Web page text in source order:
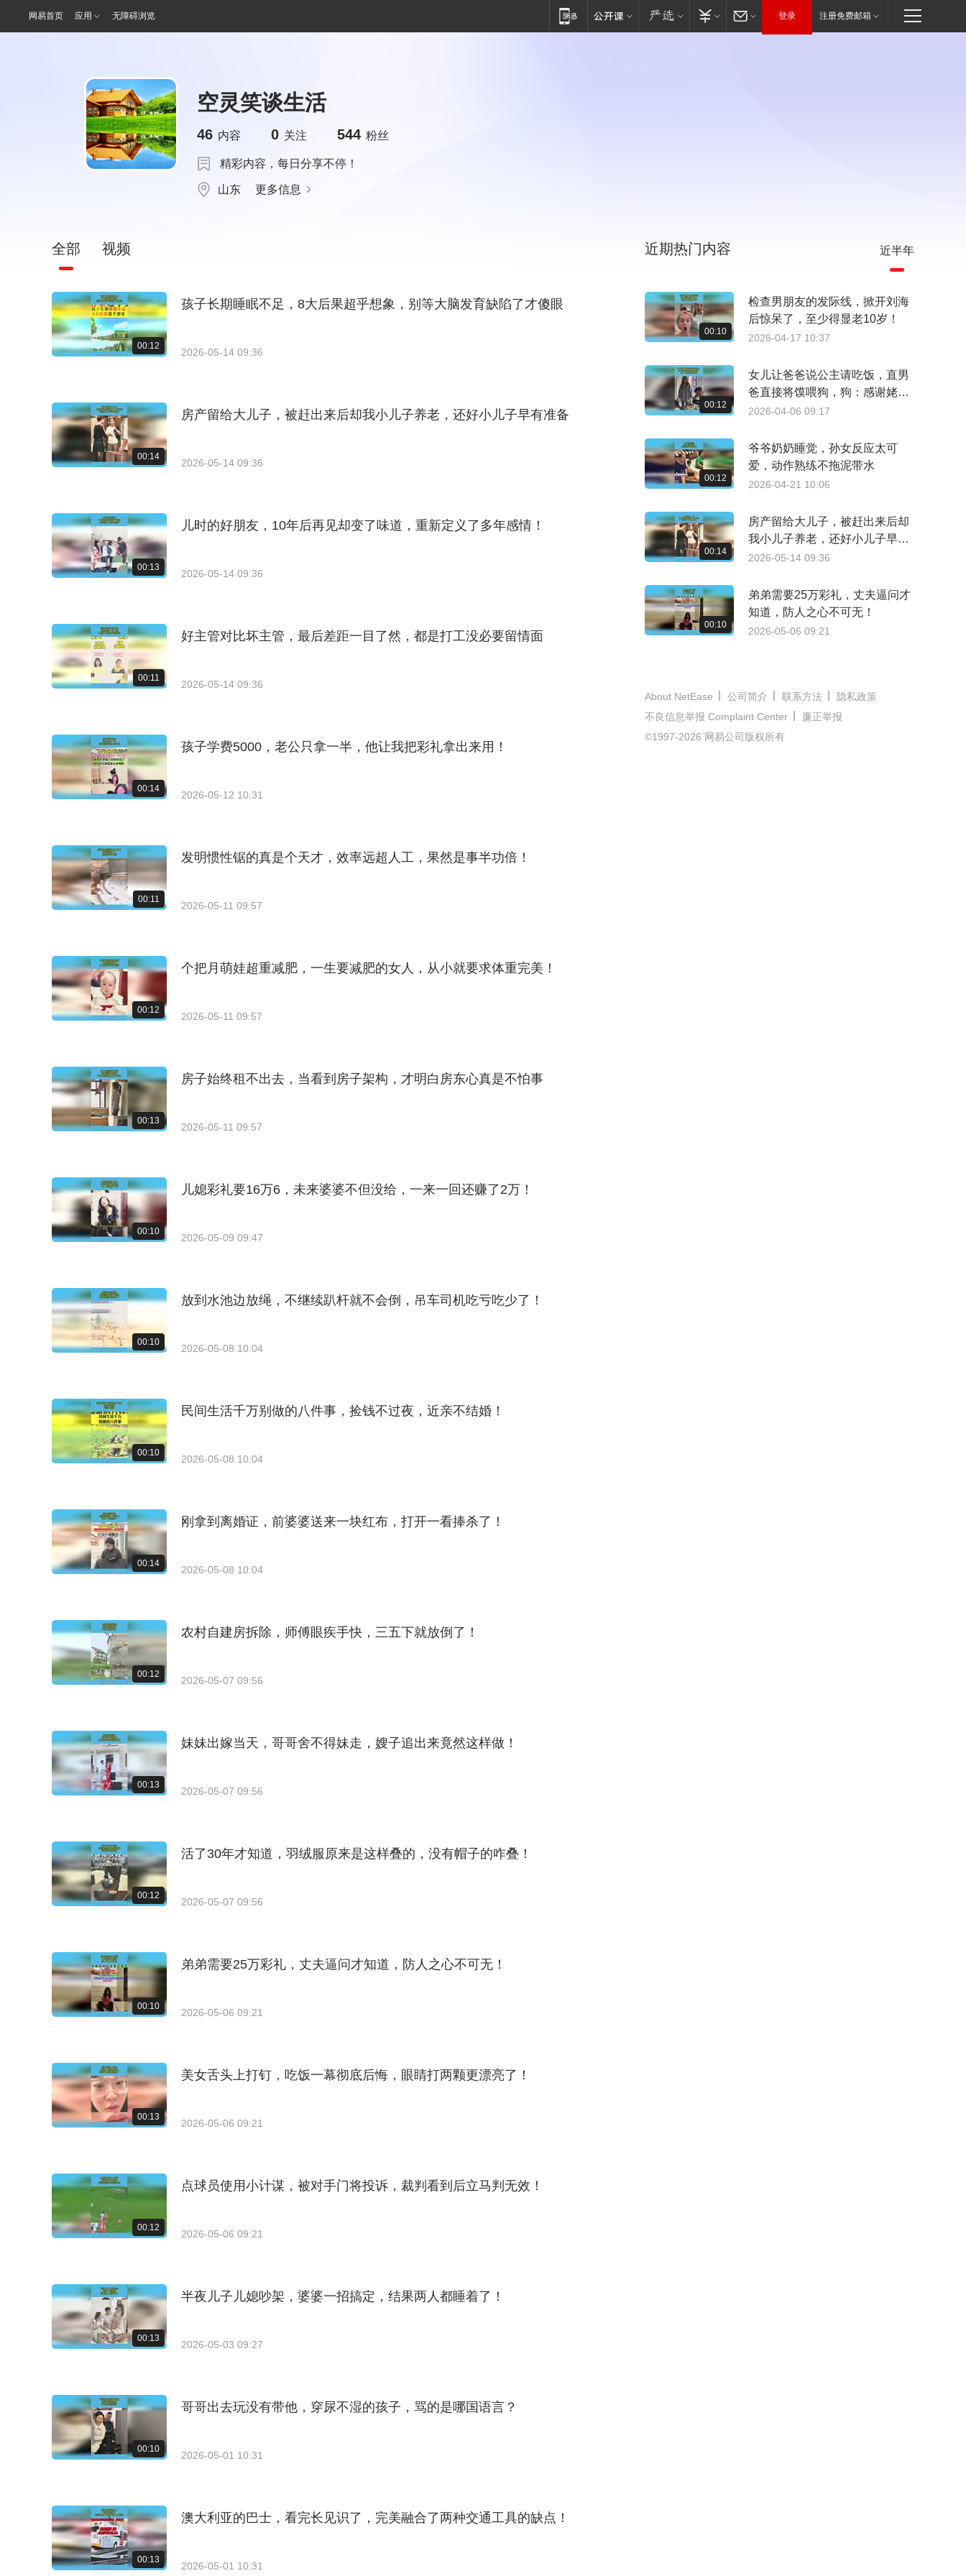
网易首页 应用 无障碍浏览 登录 注册免费邮箱
空灵笑谈生活
46 内容 0 关注 544 粉丝
精彩内容，每日分享不停！
山东 更多信息
全部 视频
00:12
孩子长期睡眠不足，8大后果超乎想象，别等大脑发育缺陷了才傻眼
2026-05-14 09:36
00:14
房产留给大儿子，被赶出来后却我小儿子养老，还好小儿子早有准备
2026-05-14 09:36
00:13
儿时的好朋友，10年后再见却变了味道，重新定义了多年感情！
2026-05-14 09:36
00:11
好主管对比坏主管，最后差距一目了然，都是打工没必要留情面
2026-05-14 09:36
00:14
孩子学费5000，老公只拿一半，他让我把彩礼拿出来用！
2026-05-12 10:31
00:11
发明惯性锯的真是个天才，效率远超人工，果然是事半功倍！
2026-05-11 09:57
00:12
个把月萌娃超重减肥，一生要减肥的女人，从小就要求体重完美！
2026-05-11 09:57
00:13
房子始终租不出去，当看到房子架构，才明白房东心真是不怕事
2026-05-11 09:57
00:10
儿媳彩礼要16万6，未来婆婆不但没给，一来一回还赚了2万！
2026-05-09 09:47
00:10
放到水池边放绳，不继续趴杆就不会倒，吊车司机吃亏吃少了！
2026-05-08 10:04
00:10
民间生活千万别做的八件事，捡钱不过夜，近亲不结婚！
2026-05-08 10:04
00:14
刚拿到离婚证，前婆婆送来一块红布，打开一看捧杀了！
2026-05-08 10:04
00:12
农村自建房拆除，师傅眼疾手快，三五下就放倒了！
2026-05-07 09:56
00:13
妹妹出嫁当天，哥哥舍不得妹走，嫂子追出来竟然这样做！
2026-05-07 09:56
00:12
活了30年才知道，羽绒服原来是这样叠的，没有帽子的咋叠！
2026-05-07 09:56
00:10
弟弟需要25万彩礼，丈夫逼问才知道，防人之心不可无！
2026-05-06 09:21
00:13
美女舌头上打钉，吃饭一幕彻底后悔，眼睛打两颗更漂亮了！
2026-05-06 09:21
00:12
点球员使用小计谋，被对手门将投诉，裁判看到后立马判无效！
2026-05-06 09:21
00:13
半夜儿子儿媳吵架，婆婆一招搞定，结果两人都睡着了！
2026-05-03 09:27
00:10
哥哥出去玩没有带他，穿尿不湿的孩子，骂的是哪国语言？
2026-05-01 10:31
00:13
澳大利亚的巴士，看完长见识了，完美融合了两种交通工具的缺点！
2026-05-01 10:31
近期热门内容 近半年
00:10
检查男朋友的发际线，掀开刘海
后惊呆了，至少得显老10岁！
2026-04-17 10:37
00:12
女儿让爸爸说公主请吃饭，直男
爸直接将馍喂狗，狗：感谢姥爷
打赏
2026-04-06 09:17
00:12
爷爷奶奶睡觉，孙女反应太可
爱，动作熟练不拖泥带水
2026-04-21 10:06
00:14
房产留给大儿子，被赶出来后却
我小儿子养老，还好小儿子早有
准备
2026-05-14 09:36
00:10
弟弟需要25万彩礼，丈夫逼问才
知道，防人之心不可无！
2026-05-06 09:21
About NetEase 公司简介 联系方法
隐私政策
不良信息举报 Complaint Center
廉正举报
©1997-2026 网易公司版权所有